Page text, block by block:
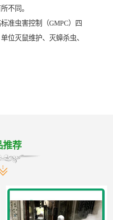
不同。
准虫害控制（GMPC）四
位灭鼠维护、灭蟑杀虫、
推荐